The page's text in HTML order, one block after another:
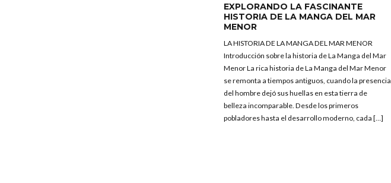
EXPLORANDO LA FASCINANTE
HISTORIA DE LA MANGA DEL MAR
MENOR
LA HISTORIA DE LA MANGA DEL MAR MENOR
Introducción sobre la historia de La Manga del Mar
Menor La rica historia de La Manga del Mar Menor
se remonta a tiempos antiguos, cuando la presencia
del hombre dejó sus huellas en esta tierra de
belleza incomparable. Desde los primeros
pobladores hasta el desarrollo moderno, cada […]